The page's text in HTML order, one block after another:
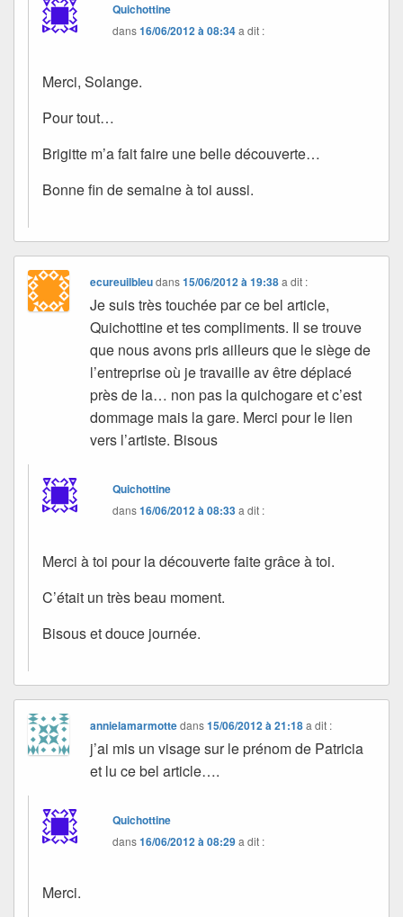
Quichottine
dans16/06/2012 à 08:34a dit :
Merci, Solange.
Pour tout…
Brigitte m’a fait faire une belle découverte…
Bonne fin de semaine à toi aussi.
ecureuilbleudans15/06/2012 à 19:38 a dit :
Je suis très touchée par ce bel article,
Quichottine et tes compliments. Il se trouve
que nous avons pris ailleurs que le siège de
l’entreprise où je travaille av être déplacé
près de la… non pas la quichogare et c’est
dommage mais la gare. Merci pour le lien
vers l’artiste. Bisous
Quichottine
dans16/06/2012 à 08:33a dit :
Merci à toi pour la découverte faite grâce à toi.
C’était un très beau moment.
Bisous et douce journée.
annielamarmottedans15/06/2012 à 21:18 a dit :
j’ai mis un visage sur le prénom de Patricia
et lu ce bel article….
Quichottine
dans16/06/2012 à 08:29a dit :
Merci.